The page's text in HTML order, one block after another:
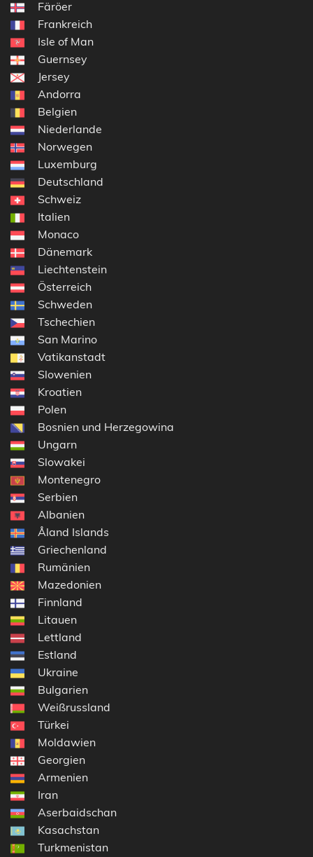
Färöer
Frankreich
Isle of Man
Guernsey
Jersey
Andorra
Belgien
Niederlande
Norwegen
Luxemburg
Deutschland
Schweiz
Italien
Monaco
Dänemark
Liechtenstein
Österreich
Schweden
Tschechien
San Marino
Vatikanstadt
Slowenien
Kroatien
Polen
Bosnien und Herzegowina
Ungarn
Slowakei
Montenegro
Serbien
Albanien
Åland Islands
Griechenland
Rumänien
Mazedonien
Finnland
Litauen
Lettland
Estland
Ukraine
Bulgarien
Weißrussland
Türkei
Moldawien
Georgien
Armenien
Iran
Aserbaidschan
Kasachstan
Turkmenistan